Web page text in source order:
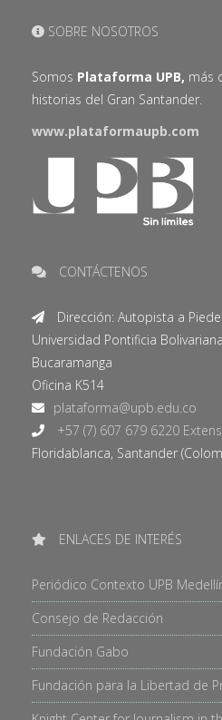
SOBRE NOSOTROS
Somos Plataforma UPB, más
historias del Gran Santander.
www.plataformaupb.com
CONTÁCTENOS
Dirección: Autopista a
Universidad Pontificia
Bucaramanga
Oficina K514
+57 (7) 607 679 6220
Floridablanca, Santander
ENLACES DE INTERÉS
Periódico Contexto UPB
Consejo de Redacción
Fundación Gabo
Fundación para la Libertad de